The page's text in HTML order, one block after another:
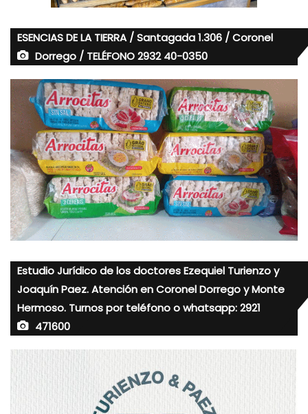
ESENCIAS DE LA TIERRA / Santagada 1.306 / Coronel
Dorrego / TELÉFONO 2932 40-0350
Estudio Jurídico de los doctores Ezequiel Turienzo y
Joaquín Paez. Atención en Coronel Dorrego y Monte
Hermoso. Turnos por teléfono o whatsapp: 2921
471600